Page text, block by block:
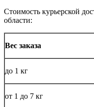
Стоимость курьерской
области:
Вес заказа
до 1 кг
от 1 до 7 кг